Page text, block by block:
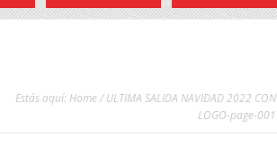
Estás aquí: Home/ ULTIMA SALIDA NAVIDAD 2022 CON
LOGO-page-001